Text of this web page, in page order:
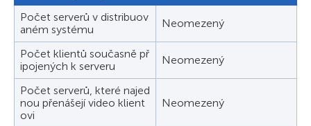
Počet serverů v distribuov
aném systému
Neomezený
Počet klientů současně př
ipojených k serveru
Neomezený
Počet serverů, které najed
nou přenášejí video klient
ovi
Neomezený